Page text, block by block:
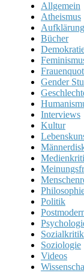
Allgemein
Atheismus
Aufklärung
Bücher
Gender
Interviews
Kultur
Politik
Sozialkritik
Soziologie
Videos